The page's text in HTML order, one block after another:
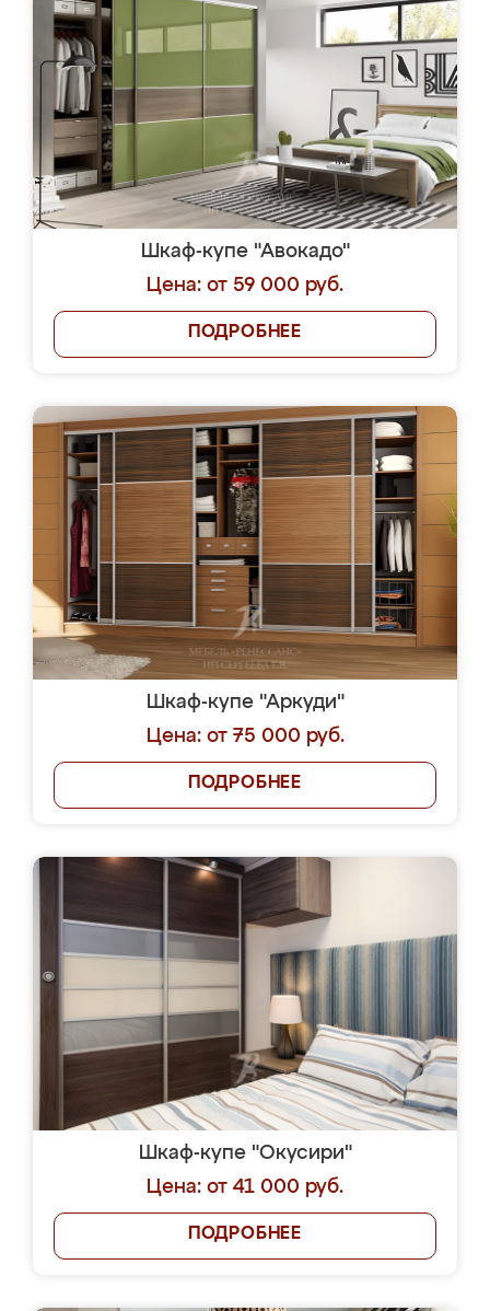
Шкаф-купе "Авокадо"
Цена: от 59 000 руб.
ПОДРОБНЕЕ
Шкаф-купе "Аркуди"
Цена: от 75 000 руб.
ПОДРОБНЕЕ
Шкаф-купе "Окусири"
Цена: от 41 000 руб.
ПОДРОБНЕЕ